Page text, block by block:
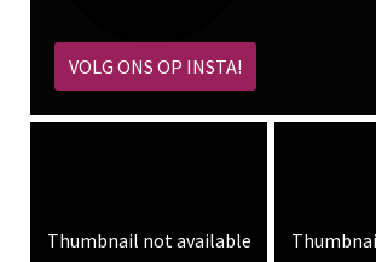
VOLG ONS OP INSTA!
Thumbnail not available